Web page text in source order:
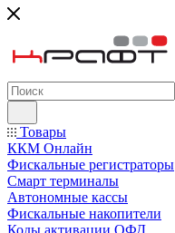
Товары
ККМ Онлайн
Фискальные регистраторы
Смарт терминалы
Автономные кассы
Фискальные накопители
Коды активации ОФД